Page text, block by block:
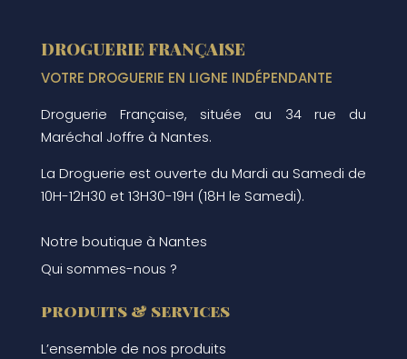
DROGUERIE FRANÇAISE
VOTRE DROGUERIE EN LIGNE INDÉPENDANTE
Droguerie Française, située au 34 rue du
Maréchal Joffre à Nantes.
La Droguerie est ouverte du Mardi au Samedi de
10H-12H30 et 13H30-19H (18H le Samedi).
Notre boutique à Nantes
Qui sommes-nous ?
produits & services
L’ensemble de nos produits